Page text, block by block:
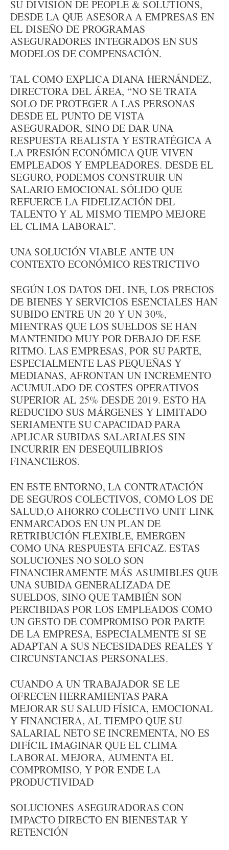
SU DIVISIÓN DE PEOPLE & SOLUTIONS,
DESDE LA QUE ASESORA A EMPRESAS EN
EL DISEÑO DE PROGRAMAS
ASEGURADORES INTEGRADOS EN SUS
MODELOS DE COMPENSACIÓN.
TAL COMO EXPLICA DIANA HERNÁNDEZ,
DIRECTORA DEL ÁREA, “NO SE TRATA
SOLO DE PROTEGER A LAS PERSONAS
DESDE EL PUNTO DE VISTA
ASEGURADOR, SINO DE DAR UNA
RESPUESTA REALISTA Y ESTRATÉGICA A
LA PRESIÓN ECONÓMICA QUE VIVEN
EMPLEADOS Y EMPLEADORES. DESDE EL
SEGURO, PODEMOS CONSTRUIR UN
SALARIO EMOCIONAL SÓLIDO QUE
REFUERCE LA FIDELIZACIÓN DEL
TALENTO Y AL MISMO TIEMPO MEJORE
EL CLIMA LABORAL”.
UNA SOLUCIÓN VIABLE ANTE UN
CONTEXTO ECONÓMICO RESTRICTIVO
SEGÚN LOS DATOS DEL INE, LOS PRECIOS
DE BIENES Y SERVICIOS ESENCIALES HAN
SUBIDO ENTRE UN 20 Y UN 30%,
MIENTRAS QUE LOS SUELDOS SE HAN
MANTENIDO MUY POR DEBAJO DE ESE
RITMO. LAS EMPRESAS, POR SU PARTE,
ESPECIALMENTE LAS PEQUEÑAS Y
MEDIANAS, AFRONTAN UN INCREMENTO
ACUMULADO DE COSTES OPERATIVOS
SUPERIOR AL 25% DESDE 2019. ESTO HA
REDUCIDO SUS MÁRGENES Y LIMITADO
SERIAMENTE SU CAPACIDAD PARA
APLICAR SUBIDAS SALARIALES SIN
INCURRIR EN DESEQUILIBRIOS
FINANCIEROS.
EN ESTE ENTORNO, LA CONTRATACIÓN
DE SEGUROS COLECTIVOS, COMO LOS DE
SALUD,O AHORRO COLECTIVO UNIT LINK
ENMARCADOS EN UN PLAN DE
RETRIBUCIÓN FLEXIBLE, EMERGEN
COMO UNA RESPUESTA EFICAZ. ESTAS
SOLUCIONES NO SOLO SON
FINANCIERAMENTE MÁS ASUMIBLES QUE
UNA SUBIDA GENERALIZADA DE
SUELDOS, SINO QUE TAMBIÉN SON
PERCIBIDAS POR LOS EMPLEADOS COMO
UN GESTO DE COMPROMISO POR PARTE
DE LA EMPRESA, ESPECIALMENTE SI SE
ADAPTAN A SUS NECESIDADES REALES Y
CIRCUNSTANCIAS PERSONALES.
CUANDO A UN TRABAJADOR SE LE
OFRECEN HERRAMIENTAS PARA
MEJORAR SU SALUD FÍSICA, EMOCIONAL
Y FINANCIERA, AL TIEMPO QUE SU
SALARIAL NETO SE INCREMENTA, NO ES
DIFÍCIL IMAGINAR QUE EL CLIMA
LABORAL MEJORA, AUMENTA EL
COMPROMISO, Y POR ENDE LA
PRODUCTIVIDAD
SOLUCIONES ASEGURADORAS CON
IMPACTO DIRECTO EN BIENESTAR Y
RETENCIÓN